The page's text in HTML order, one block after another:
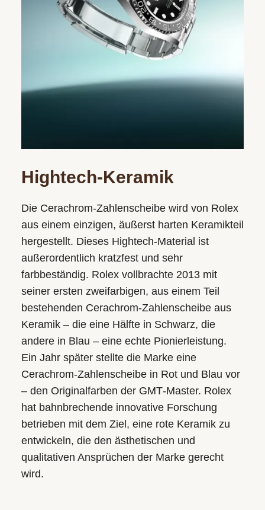
Hightech-Keramik
Die Cerachrom-Zahlenscheibe wird von Rolex
aus einem einzigen, äußerst harten Keramikteil
hergestellt. Dieses Hightech-Material ist
außerordentlich kratzfest und sehr
farbbeständig. Rolex vollbrachte 2013 mit
seiner ersten zweifarbigen, aus einem Teil
bestehenden Cerachrom-Zahlenscheibe aus
Keramik – die eine Hälfte in Schwarz, die
andere in Blau – eine echte Pionierleistung.
Ein Jahr später stellte die Marke eine
Cerachrom-Zahlenscheibe in Rot und Blau vor
– den Originalfarben der GMT‑Master. Rolex
hat bahnbrechende innovative Forschung
betrieben mit dem Ziel, eine rote Keramik zu
entwickeln, die den ästhetischen und
qualitativen Ansprüchen der Marke gerecht
wird.